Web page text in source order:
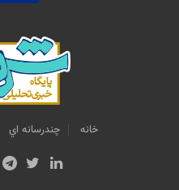
خانه چندرسانه اي